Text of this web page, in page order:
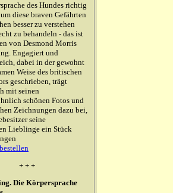
des Hundes richtig
diese braven Gefährten
besser zu verstehen
zu behandeln - das ist
von Desmond Morris
Engagiert und
dabei in der gewohnt
Weise des britischen
geschrieben, trägt
mit seinen
schönen Fotos und
Zeichnungen dazu bei,
seine
Lieblinge ein Stück
+ + +
Die Körpersprache